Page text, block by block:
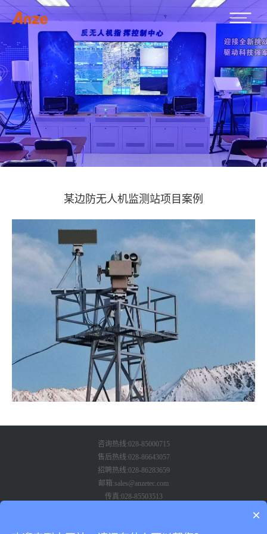
某边防无人机监测站项目案例
咨询热线:028-85000715
售后热线:028-86643057
招聘热线:028-86283659
邮箱:sales@anzetec.com
传真:028-85503513
×